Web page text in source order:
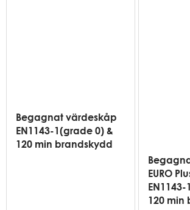
Begagnat värdeskåp
EN1143-1(grade 0) &
120 min brandskydd
EURO
120 min